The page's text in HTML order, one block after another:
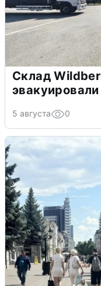
Склад
5 августа 0